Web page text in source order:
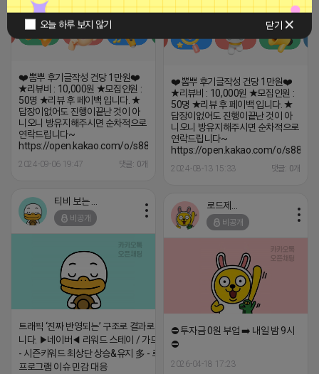
오늘 하루 보지 않기 닫기
❤️뽐뿌 후기글작성 건당 1만원❤️
★리뷰비 : 10,000원 ★모집인원 :
50명 ★리뷰 후 페이백 입니다. ★
답장이없어도 진행이끝난 것이 아
니오니 방유지해주시면 순차적으로
연락드립니다~
https://open.kakao.com/o/s880lEYe
2024-09-06 19:47 댓글: 0개
❤️뽐뿌 후기글작성 건당 1만원❤️
★리뷰비 : 10,000원 ★모집인원 :
50명 ★리뷰 후 페이백 입니다. ★
답장이없어도 진행이끝난 것이 아
니오니 방유지해주시면 순차적으로
연락드립니다~
https://open.kakao.com/o/
2024-08-13 15:33 댓글: 0개
비공개
트래픽 ‘진짜 반영되는’ 구조로 결과로 보여드립
니다. ▶네이버◀ 리워드 스테이 / 가드 / 자몽 등
- 시즌키워드 최상단 상승&유지 多 - 로직변화,
프로그램 이슈 민감 대응
비공개
⛔️ 투자금 0원 부업 ➡️ 내일 밤 9시
⛔️
2026-04-18 17:23